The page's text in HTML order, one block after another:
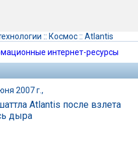
:: Космос:: Atlantis
интернет-ресурсы
2007 г.,
Atlantis после взлета
дыра